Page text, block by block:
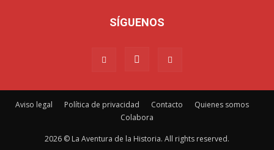
SÍGUENOS
Aviso legal Política de privacidad Contacto
Quienes somos
Colabora
2026 © La Aventura de la Historia. All rights reserved.